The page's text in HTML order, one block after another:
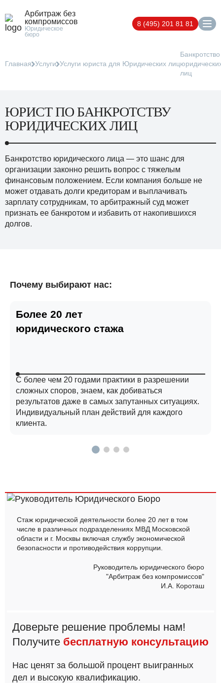
Арбитраж без
компромиссов
Юридическое
бюро
8 (495) 201 81 81
Главная Услуги Услуги юриста для Юридических лиц
Банкротство
лиц
ЮРИСТ ПО БАНКРОТСТВУ
ЮРИДИЧЕСКИХ ЛИЦ
Банкротство юридического лица — это шанс для
организации законно решить вопрос с тяжелым
финансовым положением. Если компания больше не
может отдавать долги кредиторам и выплачивать
зарплату сотрудникам, то арбитражный суд может
признать ее банкротом и избавить от накопившихся
долгов.
Почему выбирают нас:
Более 20 лет
юридического стажа
С более чем 20 годами практики в разрешении
сложных споров, знаем, как добиваться
результатов даже в самых запутанных ситуациях.
Индивидуальный план действий для каждого
клиента.
Доверьте решение проблемы нам!
Получите бесплатную консультацию
Нас ценят за большой процент выигранных
дел и высокую квалификацию.
Стаж юридической деятельности более 20 лет в том
числе в различных подразделениях МВД Московской
области и г. Москвы включая службу экономической
безопасности и противодействия коррупции.
Руководитель юридического бюро
"Арбитраж без компромиссов"
И.А. Короташ